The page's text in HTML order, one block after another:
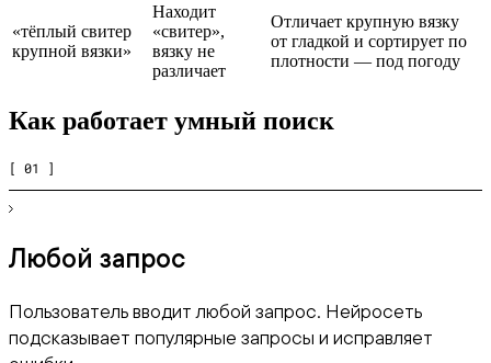
«тёплый свитер
крупной вязки»
Находит
«свитер»,
вязку не
различает
Отличает крупную вязку
от гладкой и сортирует по
плотности — под погоду
Как работает умный поиск
[ 01 ]
Любой запрос
Пользователь вводит любой запрос. Нейросеть
подсказывает популярные запросы и исправляет